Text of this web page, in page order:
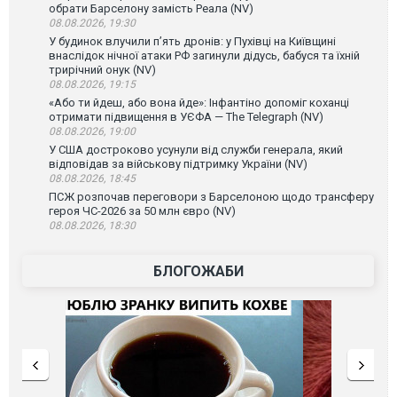
обрати Барселону замість Реала (NV)
08.08.2026, 19:30
У будинок влучили п’ять дронів: у Пухівці на Київщині
внаслідок нічної атаки РФ загинули дідусь, бабуся та їхній
трирічний онук (NV)
08.08.2026, 19:15
«Або ти йдеш, або вона йде»: Інфантіно допоміг коханці
отримати підвищення в УЄФА — The Telegraph (NV)
08.08.2026, 19:00
У США достроково усунули від служби генерала, який
відповідав за військову підтримку України (NV)
08.08.2026, 18:45
ПСЖ розпочав переговори з Барселоною щодо трансферу
героя ЧС-2026 за 50 млн євро (NV)
08.08.2026, 18:30
БЛОГОЖАБИ